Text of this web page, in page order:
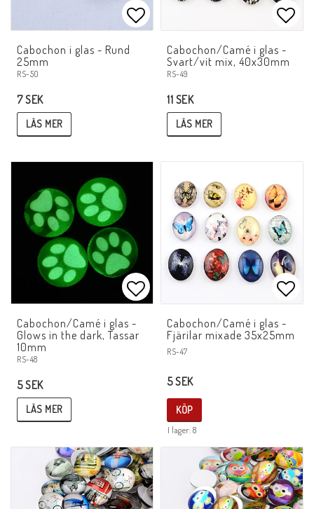
Lägg till i favoritlistan
Cabochon i glas - Rund
25mm
RS-50
7 SEK
LÄS MER
Cabochon/Camé i glas -
Svart/vit mix, 40x30mm
RS-49
11 SEK
LÄS MER
Lägg till i favoritlistan
Cabochon/Camé i glas -
Glows in the dark, Tassar
10mm
RS-48
5 SEK
LÄS MER
Cabochon/Camé i glas -
Fjärilar mixade 35x25mm
RS-47
5 SEK
I lager: 8
KÖP